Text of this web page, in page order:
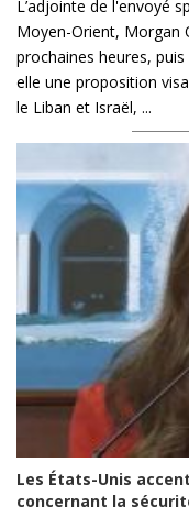
L’adjointe de l'envoyé
Moyen-Orient, Morgan
prochaines heures,
elle une proposition
le Liban et Israël, ...
Les États-Unis
concernant la